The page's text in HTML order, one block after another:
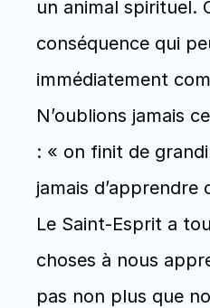
un animal spirituel.
conséquence qui
immédiatement
N’oublions jamais
: « on finit de
jamais
Le Saint-Esprit a
choses à nous
pas non plus que